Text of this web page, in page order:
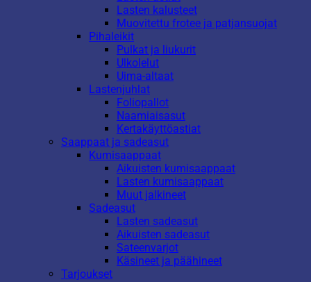
Lasten kalusteet
Muovitettu frotee ja patjansuojat
Pihaleikit
Pulkat ja liukurit
Ulkolelut
Uima-altaat
Lastenjuhlat
Foliopallot
Naamiaisasut
Kertakäyttöastiat
Saappaat ja sadeasut
Kumisaappaat
Aikuisten kumisaappaat
Lasten kumisaappaat
Muut jalkineet
Sadeasut
Lasten sadeasut
Aikuisten sadeasut
Sateenvarjot
Käsineet ja päähineet
Tarjoukset